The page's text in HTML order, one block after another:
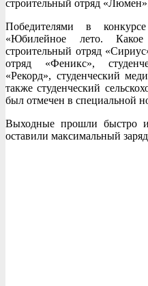
строительный отряд
Победителями в
«Юбилейное лето. Какое
строительный отряд
отряд «Феникс»,
«Рекорд», студенческий
также студенческий
был отмечен в специальной
Выходные прошли быстро
оставили максимальный